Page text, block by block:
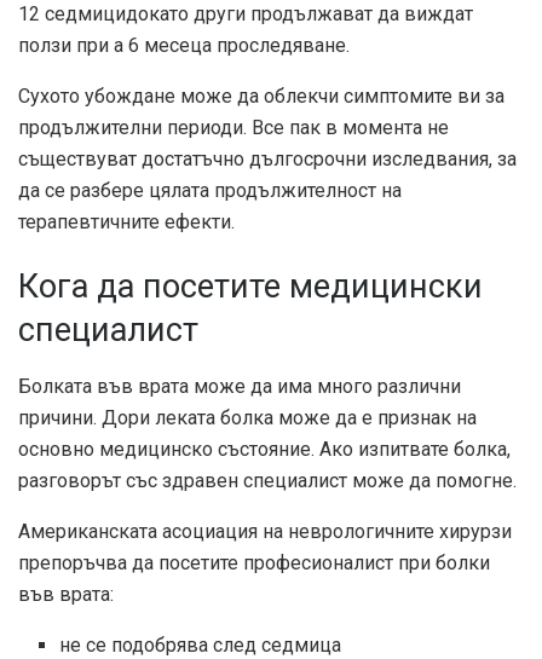
12 седмицидокато други продължават да виждат
ползи при a 6 месеца проследяване.
Сухото убождане може да облекчи симптомите ви за
продължителни периоди. Все пак в момента не
съществуват достатъчно дългосрочни изследвания, за
да се разбере цялата продължителност на
терапевтичните ефекти.
Кога да посетите медицински
специалист
Болката във врата може да има много различни
причини. Дори леката болка може да е признак на
основно медицинско състояние. Ако изпитвате болка,
разговорът със здравен специалист може да помогне.
Американската асоциация на неврологичните хирурзи
препоръчва да посетите професионалист при болки
във врата:
не се подобрява след седмица